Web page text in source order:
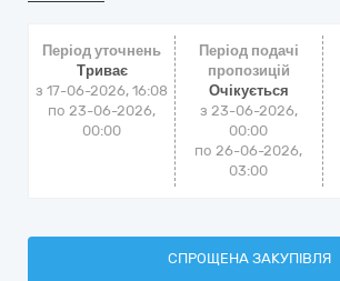
Період уточнень
Триває
з 17-06-2026, 16:08
по 23-06-2026,
00:00
Період подачі
пропозицій
Очікується
з 23-06-2026,
00:00
по 26-06-2026,
03:00
СПРОЩЕНА ЗАКУПІВЛЯ